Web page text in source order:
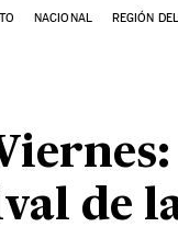
NACIONAL REGIÓN
de